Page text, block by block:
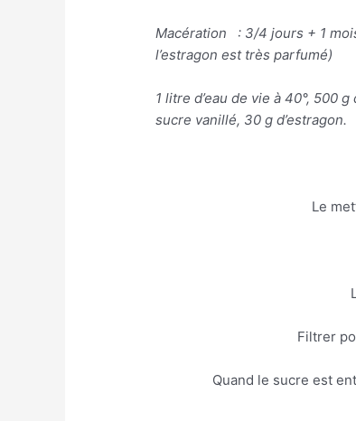
Macération : 3/4 jours + 1
l’estragon est très parfumé)
1 litre d’eau de vie à 40°, 500
sucre vanillé, 30 g d’estragon.
Le
Filtrer
Quand le sucre est